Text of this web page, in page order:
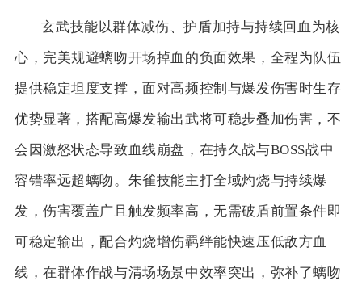
玄武技能以群体减伤、护盾加持与持续回血为核
心，完美规避螭吻开场掉血的负面效果，全程为队伍
提供稳定坦度支撑，面对高频控制与爆发伤害时生存
优势显著，搭配高爆发输出武将可稳步叠加伤害，不
会因激怒状态导致血线崩盘，在持久战与BOSS战中
容错率远超螭吻。朱雀技能主打全域灼烧与持续爆
发，伤害覆盖广且触发频率高，无需破盾前置条件即
可稳定输出，配合灼烧增伤羁绊能快速压低敌方血
线，在群体作战与清场场景中效率突出，弥补了螭吻